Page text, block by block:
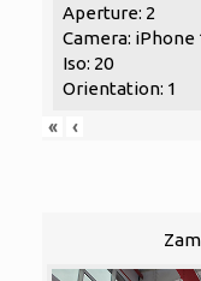
Aperture: 2
Camera: iPhone
Iso: 20
Orientation: 1
«
‹